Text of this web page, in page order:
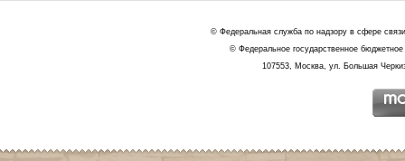
© Федеральная служба по надзору в сфере
© Федеральное государственное
107553, Москва, ул. Большая